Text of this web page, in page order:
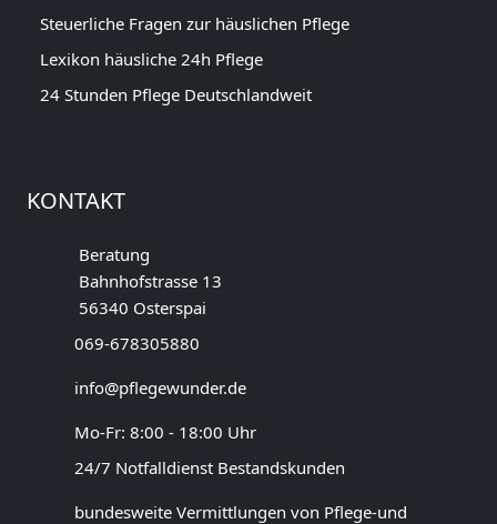
Steuerliche Fragen zur häuslichen Pflege
Lexikon häusliche 24h Pflege
24 Stunden Pflege Deutschlandweit
KONTAKT
Beratung
Bahnhofstrasse 13
56340 Osterspai
069-678305880
info@pflegewunder.de
Mo-Fr: 8:00 - 18:00 Uhr
24/7 Notfalldienst Bestandskunden
bundesweite Vermittlungen von Pflege-und